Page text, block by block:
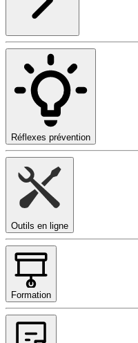
Réflexes prévention
Outils en ligne
Formation